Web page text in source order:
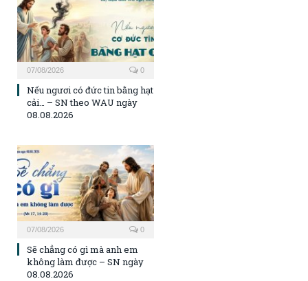
07/08/2026 0
Nếu ngươi có đức tin bằng hạt
cải… – SN theo WAU ngày
08.08.2026
07/08/2026 0
Sẽ chẳng có gì mà anh em
không làm được – SN ngày
08.08.2026